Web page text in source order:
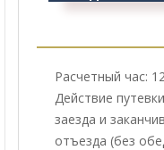
Расчетный час:
Действие
заезда и
отъезда (без